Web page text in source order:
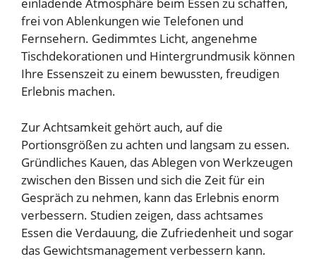
frei von Ablenkungen wie Telefonen und
Fernsehern. Gedimmtes Licht, angenehme
Tischdekorationen und Hintergrundmusik können
Ihre Essenszeit zu einem bewussten, freudigen
Erlebnis machen.
Zur Achtsamkeit gehört auch, auf die
Portionsgrößen zu achten und langsam zu essen.
Gründliches Kauen, das Ablegen von Werkzeugen
zwischen den Bissen und sich die Zeit für ein
Gespräch zu nehmen, kann das Erlebnis enorm
verbessern. Studien zeigen, dass achtsames
Essen die Verdauung, die Zufriedenheit und sogar
das Gewichtsmanagement verbessern kann.